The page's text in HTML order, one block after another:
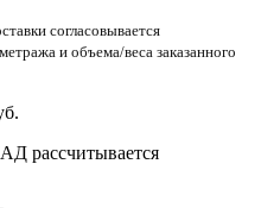
согласовывается
и объема/веса заказанного
рассчитывается